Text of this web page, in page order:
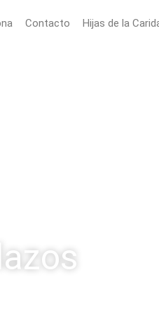
Contacto Hijas de la